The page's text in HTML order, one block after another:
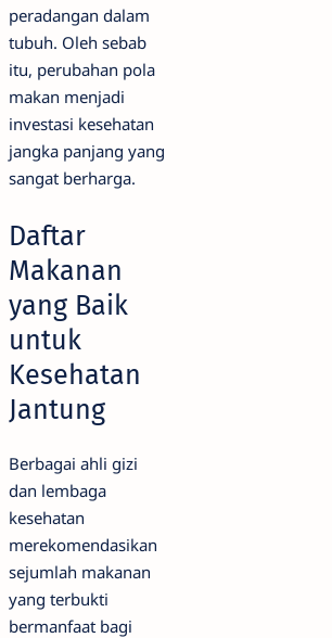
peradangan dalam
tubuh. Oleh sebab
itu, perubahan pola
makan menjadi
investasi kesehatan
jangka panjang yang
sangat berharga.
Daftar
Makanan
yang Baik
untuk
Kesehatan
Jantung
Berbagai ahli gizi
dan lembaga
kesehatan
merekomendasikan
sejumlah makanan
yang terbukti
bermanfaat bagi